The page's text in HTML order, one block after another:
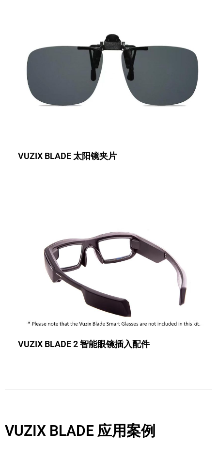
VUZIX BLADE 太阳镜夹片
VUZIX BLADE 2 智能眼镜插入配件
VUZIX BLADE 应用案例